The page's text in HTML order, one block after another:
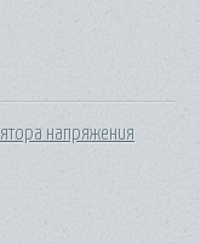
напряжения